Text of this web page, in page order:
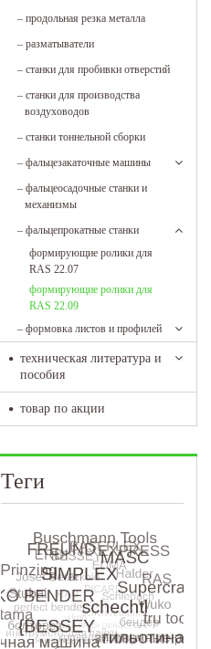
– продольная резка металла
– разматыватели
– станки для пробивки отверстий
– станки для производства
воздуховодов
– станки тоннельной сборки
– фальцезакаточные машины
– фальцеосадочные станки и
механизмы
– фальцепрокатные станки
формирующие ролики для
RAS 22.07
формирующие ролики для
RAS 22.09
– формовка листов и профилей
техническая литература и
пособия
товар по акции
Теги